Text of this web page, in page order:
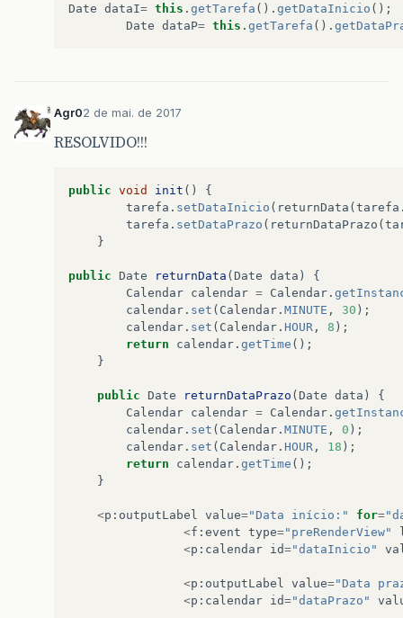
Date dataI= this . getTarefa (). getDataInicio ();
Date dataP= this . getTarefa ().
Agr02 de mai. de 2017
RESOLVIDO!!!
public void init ()
{
tarefa . setDataInicio ( returnData ( tarefa
tarefa . setDataPrazo ( returnDataPrazo (
}
public Date returnData ( Date data )
{
Calendar calendar = Calendar .
calendar . set ( Calendar . MINUTE , 30 );
calendar . set ( Calendar . HOUR , 8 );
return
calendar . getTime ();
}
public Date returnDataPrazo ( Date data )
{
Calendar calendar = Calendar .
calendar . set ( Calendar . MINUTE , 0 );
calendar . set ( Calendar . HOUR , 18 );
return
calendar . getTime ();
}
<p : outputLabel value="Data início:" for=
<f : event type="preRenderView"
<p : calendar id="dataInicio"
<p : outputLabel value="Data
<p : calendar id="dataPrazo"